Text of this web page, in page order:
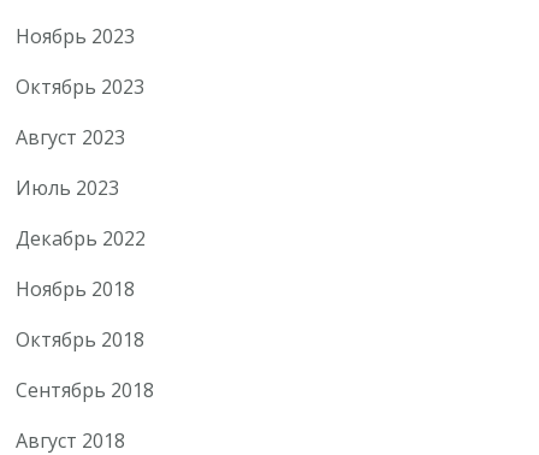
Ноябрь 2023
Октябрь 2023
Август 2023
Июль 2023
Декабрь 2022
Ноябрь 2018
Октябрь 2018
Сентябрь 2018
Август 2018